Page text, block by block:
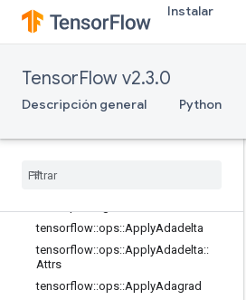
Instalar
TensorFlow v2.3.0
Descripción general Python
math_ops
nn_ops
parsing_ops
random_ops
state_ops
tensorflow::ops::ApplyAdadelta
tensorflow::ops::ApplyAdadelta::
Attrs
tensorflow::ops::ApplyAdagrad